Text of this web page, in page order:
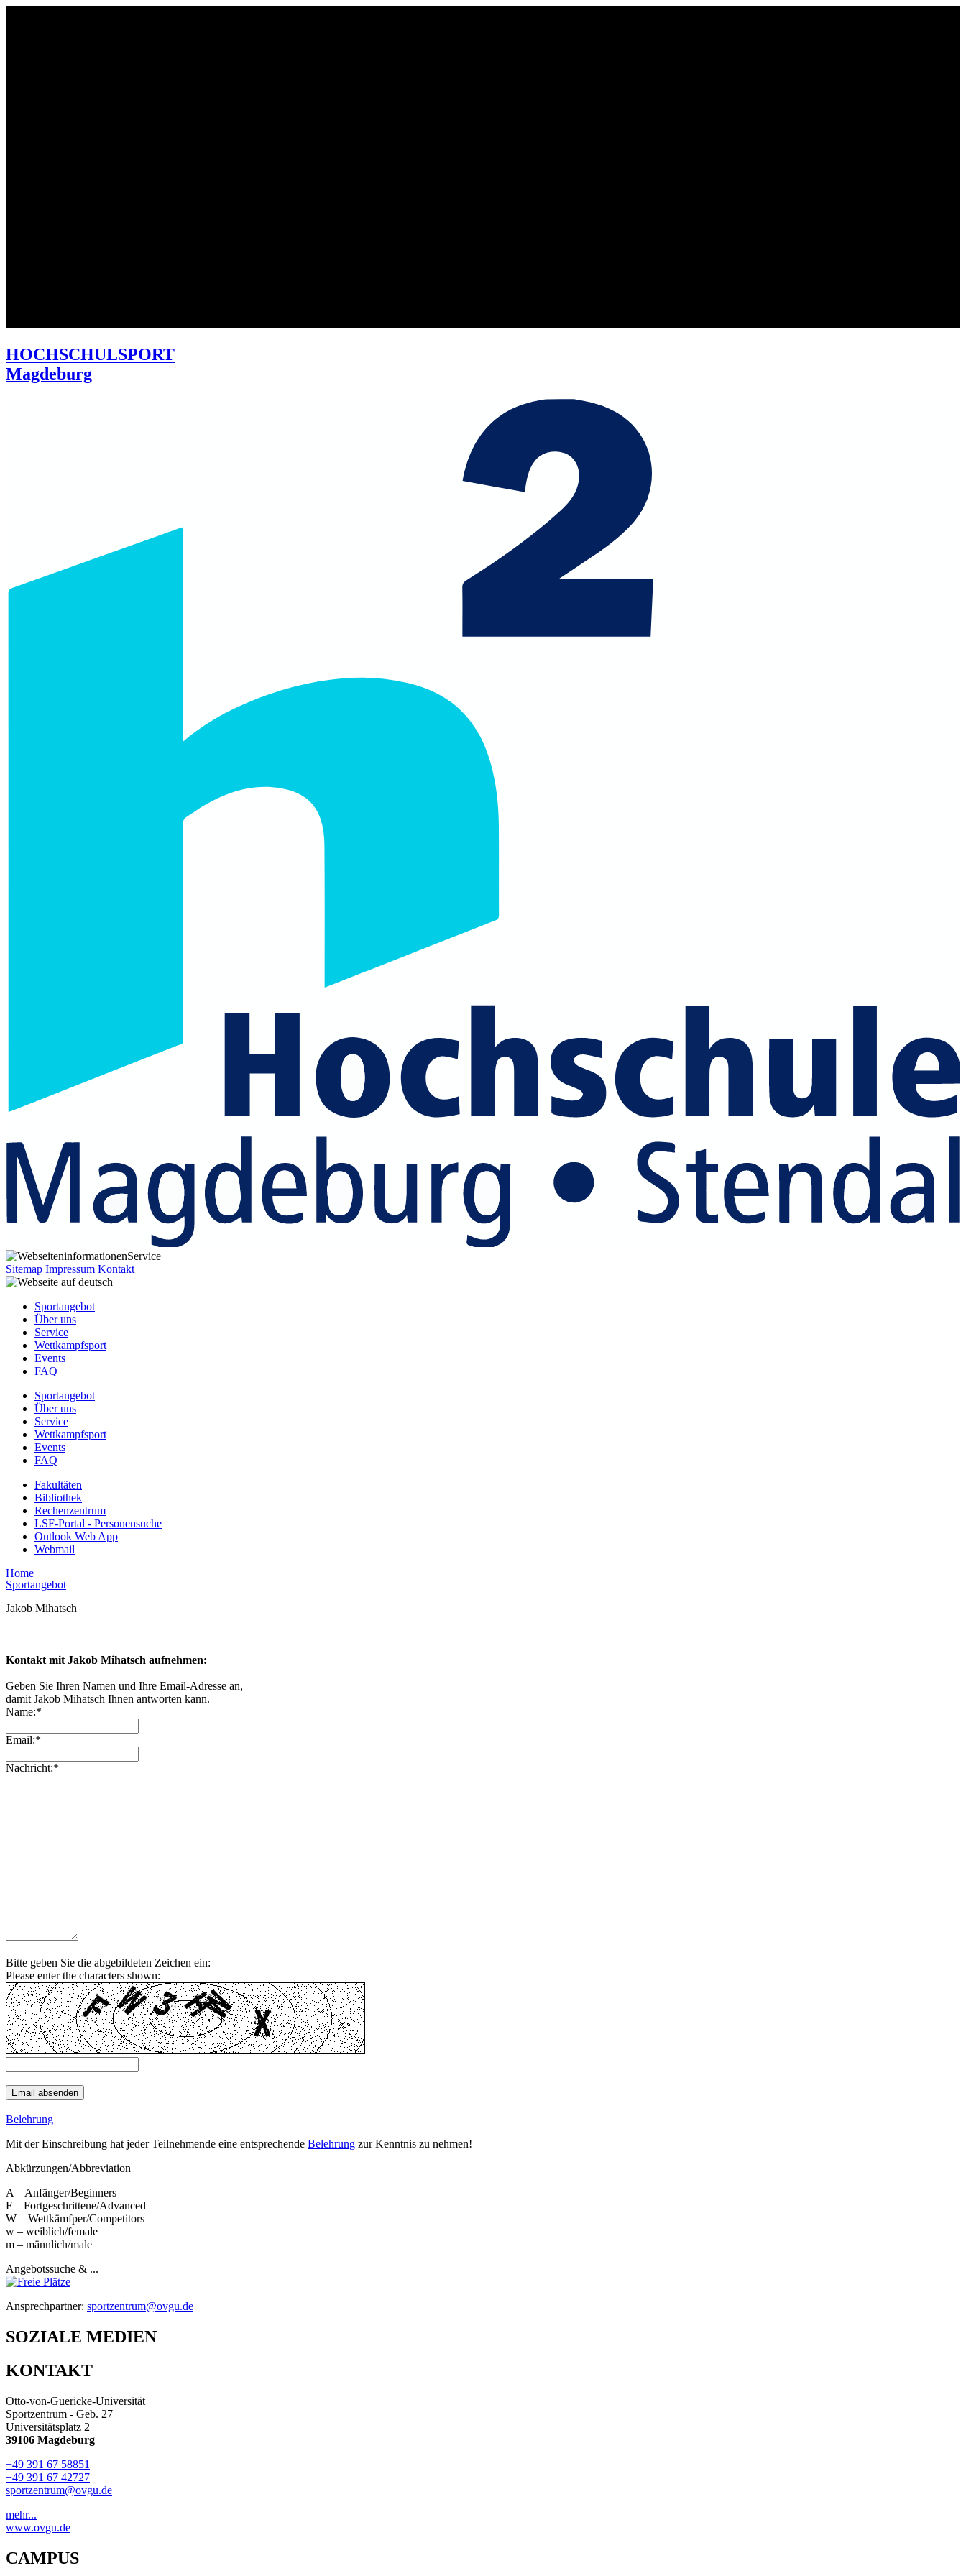
HOCHSCHULSPORT
Magdeburg
Service
Sitemap Impressum Kontakt
Sportangebot
Über uns
Service
Wettkampfsport
Events
FAQ
Sportangebot
Über uns
Service
Wettkampfsport
Events
FAQ
Fakultäten
Bibliothek
Rechenzentrum
LSF-Portal - Personensuche
Outlook Web App
Webmail
Home
Sportangebot
Jakob Mihatsch
Kontakt mit Jakob Mihatsch aufnehmen:
Geben Sie Ihren Namen und Ihre Email-Adresse an,
damit Jakob Mihatsch Ihnen antworten kann.
Name:*
Email:*
Nachricht:*
Bitte geben Sie die abgebildeten Zeichen ein:
Please enter the characters shown:
Belehrung
Mit der Einschreibung hat jeder Teilnehmende eine entsprechende Belehrung zur Kenntnis zu nehmen!
Abkürzungen/Abbreviation
A – Anfänger/Beginners
F – Fortgeschrittene/Advanced
W – Wettkämfper/Competitors
w – weiblich/female
m – männlich/male
Angebotssuche & ...
Ansprechpartner: sportzentrum@ovgu.de
SOZIALE MEDIEN
KONTAKT
Otto-von-Guericke-Universität
Sportzentrum - Geb. 27
Universitätsplatz 2
39106 Magdeburg
+49 391 67 58851
+49 391 67 42727
sportzentrum@ovgu.de
mehr...
www.ovgu.de
CAMPUS